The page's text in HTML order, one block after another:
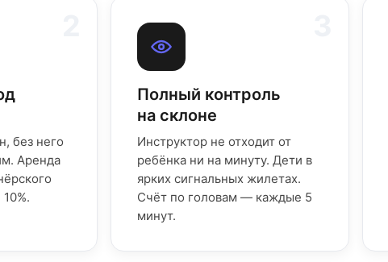
без него
Аренда
Полный контроль
на склоне
Инструктор не отходит от
ребёнка ни на минуту. Дети в
ярких сигнальных жилетах.
Счёт по головам — каждые 5
минут.